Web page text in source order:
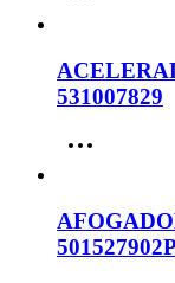
531007829